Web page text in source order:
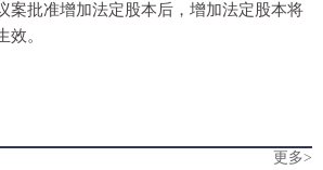
案批准增加法定股本后，增加法定股本将
效。
更多>